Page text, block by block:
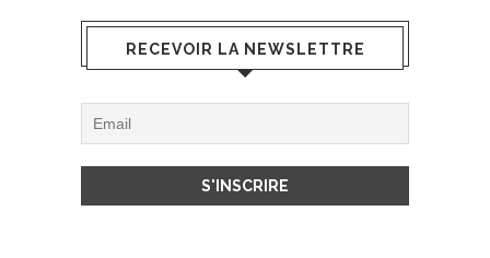
RECEVOIR LA NEWSLETTRE